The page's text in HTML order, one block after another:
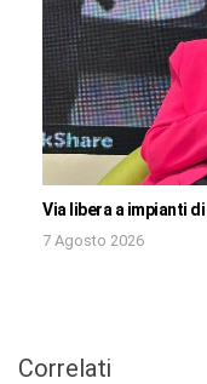
Via libera a impianti
7 Agosto 2026
Correlati